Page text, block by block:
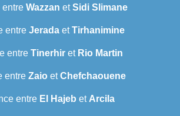
entre Wazzan etSidi Slimane
entre Jerada etTirhanimine
entre Tinerhir et Rio Martin
entre Zaio etChefchaouene
entre El Hajeb et Arcila